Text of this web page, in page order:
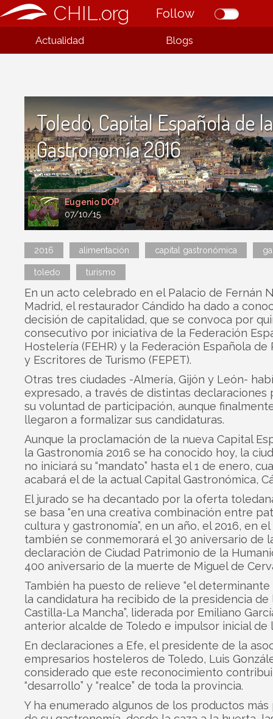
CHIL.org Follow
Actualidad Blogs
Eugenio DOP
07/10/15
Toledo, Capital Española de la
Gastronomía 2016
2016 alimentación capital gastronómica
toledo turismo
En un acto celebrado en el Palacio de Fernán
Madrid, el restaurador Cándido ha dado a
decisión de capitalidad, que se convoca por
consecutivo por iniciativa de la Federación
Hostelería (FEHR) y la Federación Española de
y Escritores de Turismo (FEPET).
Otras tres ciudades -Almería, Gijón y León-
expresado, a través de distintas declaraciones
su voluntad de participación, aunque
llegaron a formalizar sus candidaturas.
Aunque la proclamación de la nueva Capital
la Gastronomía 2016 se ha conocido hoy, la
no iniciará su “mandato” hasta el 1 de enero,
acabará el de la actual Capital Gastronómica,
El jurado se ha decantado por la oferta
se basa “en una creativa combinación entre
cultura y gastronomía”, en un año, el 2016, en el
también se conmemorará el 30 aniversario de
declaración de Ciudad Patrimonio de la
400 aniversario de la muerte de Miguel de
También ha puesto de relieve “el
la candidatura ha recibido de la presidencia de
Castilla-La Mancha”, liderada por Emiliano
anterior alcalde de Toledo e impulsor inicial de
En declaraciones a Efe, el presidente de la
empresarios hosteleros de Toledo, Luis
considerado que este reconocimiento
“desarrollo” y “realce” de toda la provincia.
Y ha enumerado algunos de los productos